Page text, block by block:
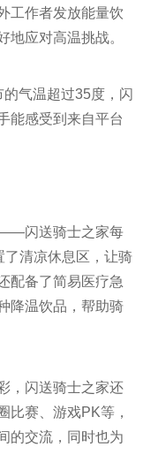
工作者发放能量饮
地应对高温挑战。
气温超过35度，闪
能感受到来自平台
闪送骑士之家每
了清凉休息区，让骑
配备了简易医疗急
降温饮品，帮助骑
，闪送骑士之家还
比赛、游戏PK等，
的交流，同时也为